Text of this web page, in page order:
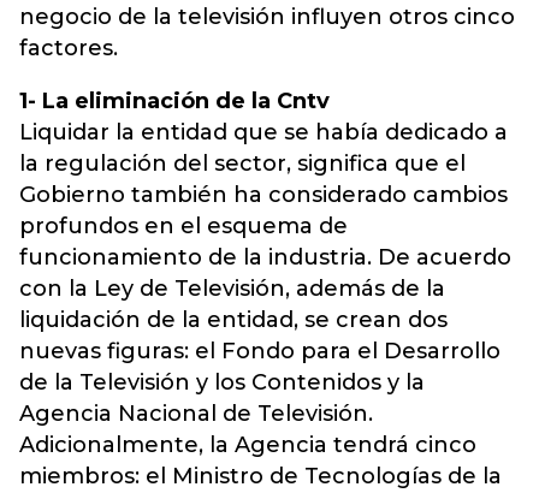
negocio de la televisión influyen otros cinco
factores.
1- La eliminación de la Cntv
Liquidar la entidad que se había dedicado a
la regulación del sector, significa que el
Gobierno también ha considerado cambios
profundos en el esquema de
funcionamiento de la industria. De acuerdo
con la Ley de Televisión, además de la
liquidación de la entidad, se crean dos
nuevas figuras: el Fondo para el Desarrollo
de la Televisión y los Contenidos y la
Agencia Nacional de Televisión.
Adicionalmente, la Agencia tendrá cinco
miembros: el Ministro de Tecnologías de la